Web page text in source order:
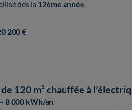
dès la 12ème année
200 €
120 m² chauffée à
~ 8 000 kWh/an